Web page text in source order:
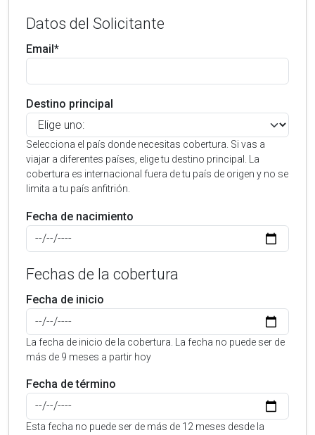
Datos del Solicitante
Email*
Destino principal
Selecciona el país donde necesitas cobertura. Si vas a
viajar a diferentes países, elige tu destino principal. La
cobertura es internacional fuera de tu país de origen y no se
limita a tu país anfitrión.
Fecha de nacimiento
Fechas de la cobertura
Fecha de inicio
La fecha de inicio de la cobertura. La fecha no puede ser de
más de 9 meses a partir hoy
Fecha de término
Esta fecha no puede ser de más de 12 meses desde la